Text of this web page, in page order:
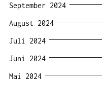
September 2024
August 2024
Juli 2024
Juni 2024
Mai 2024